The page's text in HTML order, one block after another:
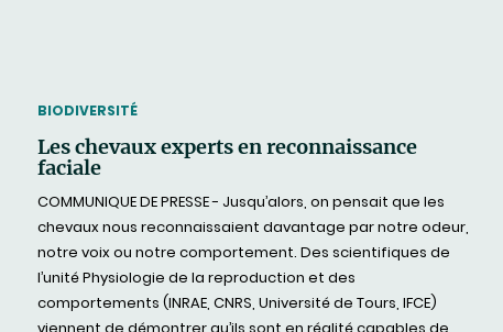
THEMATIC
BIODIVERSITÉ
Les chevaux experts en reconnaissance
faciale
COMMUNIQUE DE PRESSE - Jusqu’alors, on pensait que les
chevaux nous reconnaissaient davantage par notre odeur,
notre voix ou notre comportement. Des scientifiques de
l’unité Physiologie de la reproduction et des
comportements (INRAE, CNRS, Université de Tours, IFCE)